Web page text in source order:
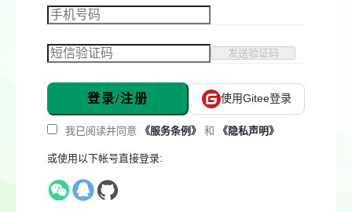
发送验证码
登录/注册 使用Gitee登录
我已阅读并同意 《服务条例》 和 《隐私声明》
或使用以下帐号直接登录: